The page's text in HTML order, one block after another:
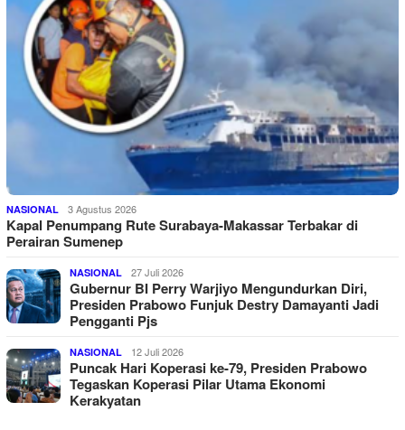
NASIONAL 3 Agustus 2026
Kapal Penumpang Rute Surabaya-Makassar Terbakar di
Perairan Sumenep
NASIONAL 27 Juli 2026
Gubernur BI Perry Warjiyo Mengundurkan Diri,
Presiden Prabowo Funjuk Destry Damayanti Jadi
Pengganti Pjs
NASIONAL 12 Juli 2026
Puncak Hari Koperasi ke-79, Presiden Prabowo
Tegaskan Koperasi Pilar Utama Ekonomi
Kerakyatan